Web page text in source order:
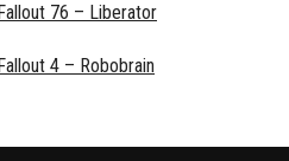
76 –⁠ Liberator
4 –⁠ Robobrain